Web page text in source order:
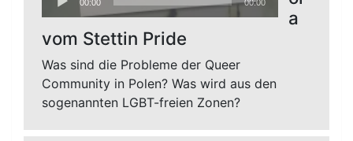
Player
00:00 00:00
a
vom Stettin Pride
Was sind die Probleme der Queer
Community in Polen? Was wird aus den
sogenannten LGBT-freien Zonen?